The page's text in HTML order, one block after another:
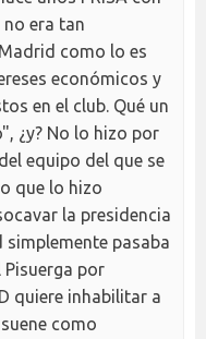
no era tan
como lo es
económicos y
en el club. Qué un
¿y? No lo hizo por
equipo del que se
que lo hizo
la presidencia
simplemente pasaba
por
quiere inhabilitar a
como